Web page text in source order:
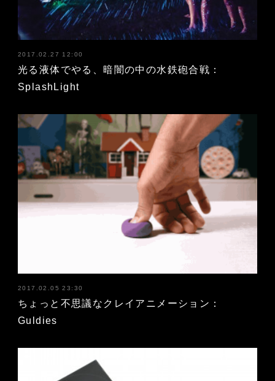
2017.02.27 12:00
光る液体でやる、暗闇の中の水鉄砲合戦：
SplashLight
2017.02.05 23:30
ちょっと不思議なクレイアニメーション：
Guldies